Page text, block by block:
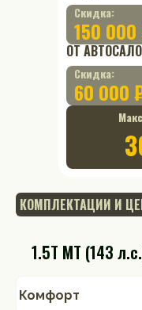
Скидка:
150
ОТ
Скидка:
60 000
КОМПЛЕКТАЦИИ И
1.5T MT (143
Комфорт